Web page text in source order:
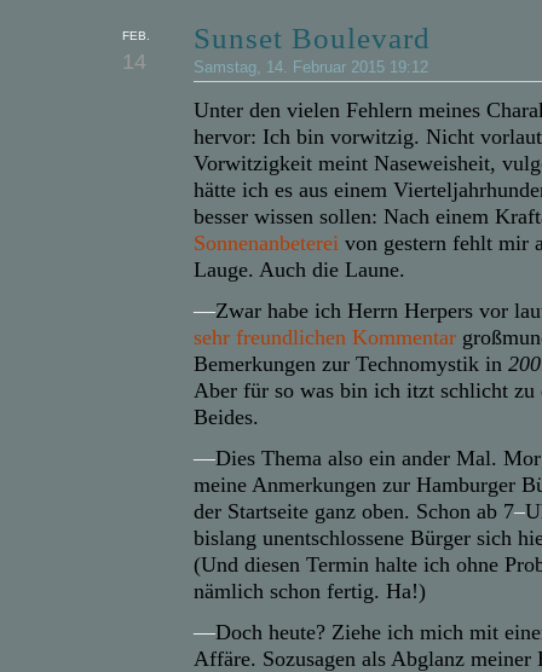
FEB.
14
Sunset Boulevard
Samstag, 14. Februar 2015 19:12
Unter den vielen Fehlern meines
hervor: Ich bin vorwitzig. Nicht
Vorwitzigkeit meint Naseweisheit,
hätte ich es aus einem
besser wissen sollen: Nach einem
Sonnenanbeterei von gestern fehlt mir
Lauge. Auch die Laune.
—Zwar habe ich Herrn Herpers vor
sehr freundlichen Kommentar
Bemerkungen zur Technomystik in
Aber für so was bin ich itzt schlicht
Beides.
—Dies Thema also ein ander Mal.
meine Anmerkungen zur Hamburger
der Startseite ganz oben. Schon ab 7–
bislang unentschlossene Bürger sich
(Und diesen Termin halte ich ohne
nämlich schon fertig. Ha!)
—Doch heute? Ziehe ich mich mit
Affäre. Sozusagen als Abglanz meiner